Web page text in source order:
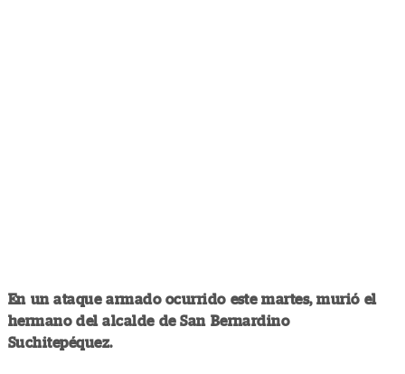
En un ataque armado ocurrido este martes, murió el
hermano del alcalde de San Bernardino
Suchitepéquez.